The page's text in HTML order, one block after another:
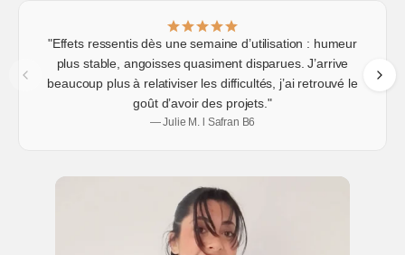
"Effets ressentis dès une semaine d’utilisation : humeur
plus stable, angoisses quasiment disparues. J’arrive
beaucoup plus à relativiser les difficultés, j’ai retrouvé le
goût d’avoir des projets."
— Julie M. l Safran B6